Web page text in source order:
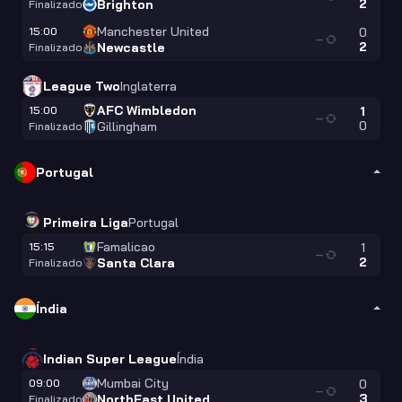
Finalizado
Brighton
2
15:00
Finalizado
Manchester United
Newcastle
0
2
—
League TwoInglaterra
15:00
Finalizado
AFC Wimbledon
Gillingham
1
0
—
Portugal
Primeira LigaPortugal
15:15
Finalizado
Famalicao
Santa Clara
1
2
—
Índia
Indian Super LeagueÍndia
09:00
Finalizado
Mumbai City
0
3
—